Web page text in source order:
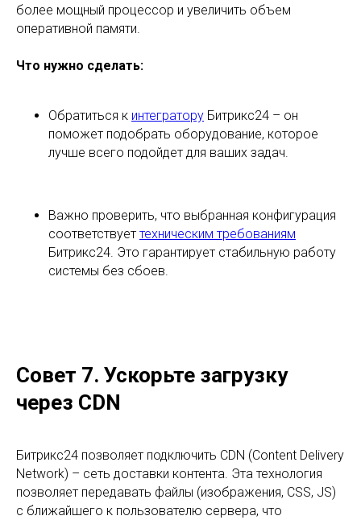
более мощный процессор и увеличить объем
оперативной памяти.
Что нужно сделать:
Обратиться к интегратору Битрикс24 – он
поможет подобрать оборудование, которое
лучше всего подойдет для ваших задач.
Важно проверить, что выбранная конфигурация
соответствует техническим требованиям
Битрикс24. Это гарантирует стабильную работу
системы без сбоев.
Совет 7. Ускорьте загрузку
через CDN
Битрикс24 позволяет подключить CDN (Content Delivery
Network) – сеть доставки контента. Эта технология
позволяет передавать файлы (изображения, CSS, JS)
с ближайшего к пользователю сервера, что